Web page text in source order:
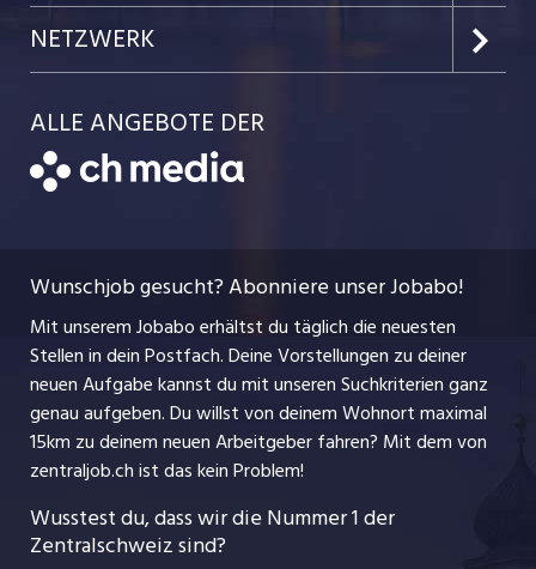
bis 22:30 Uhr Was wir dir bieten Eine abwechslungsreiche
Aufgabe in einem motivierten und unterstützenden Team
Attraktive Mitarbeitendenrabatte und weitere
Vergünstigungen CHF 300.- jährlich für deine
Gesundheitsvorsorge sowie ein betriebliches
Gesundheitsmanagement Für weitere Auskünfte steht dir
Kanton Obwalden
Kanton Schwyz
Festanstellungen
Freelance Jobs
Praktika
Lehrstellen
Ferienjobs
Führungspositionen
Einzelinserat disponieren
Schnittstelle
Bewerber-Cockpit
Job-Tipps
Job-Storys
Job-Coach
Bewerbung
Portrait
Jobs bei der CH Media
Nutzungsbedingungen
Impressum
NETZWERK
CH Media
jobbasel.ch
jobbern.ch
jobmittelland.ch
schaffu.ch (VS)
ALLE ANGEBOTE DER
Wunschjob gesucht? Abonniere unser Jobabo!
Mit unserem Jobabo erhältst du täglich die neuesten
Stellen in dein Postfach. Deine Vorstellungen zu deiner
neuen Aufgabe kannst du mit unseren Suchkriterien ganz
genau aufgeben. Du willst von deinem Wohnort maximal
15km zu deinem neuen Arbeitgeber fahren? Mit demvon
zentraljob.ch ist das kein Problem!
Wusstest du, dass wir die Nummer 1 der
Zentralschweiz sind?